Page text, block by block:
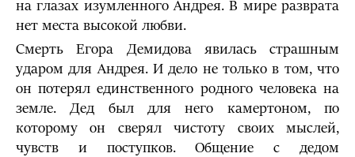
на глазах изумленного Андрея. В мире разврата
нет места высокой любви.
Смерть Егора Демидова явилась страшным
ударом для Андрея. И дело не только в том, что
он потерял единственного родного человека на
земле. Дед был для него камертоном, по
которому он сверял чистоту своих мыслей,
чувств и поступков. Общение с дедом